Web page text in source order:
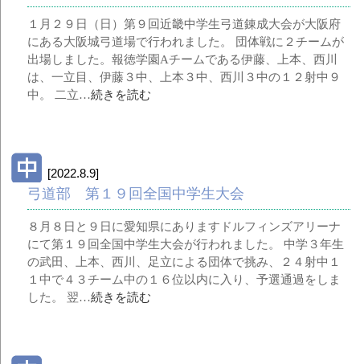
１月２９日（日）第９回近畿中学生弓道錬成大会が大阪府
にある大阪城弓道場で行われました。 団体戦に２チームが
出場しました。報徳学園Aチームである伊藤、上本、西川
は、一立目、伊藤３中、上本３中、西川３中の１２射中９
中。 二立…続きを読む
[2022.8.9]
弓道部 第１９回全国中学生大会
８月８日と９日に愛知県にありますドルフィンズアリーナ
にて第１９回全国中学生大会が行われました。 中学３年生
の武田、上本、西川、足立による団体で挑み、２４射中１
１中で４３チーム中の１６位以内に入り、予選通過をしま
した。 翌…続きを読む